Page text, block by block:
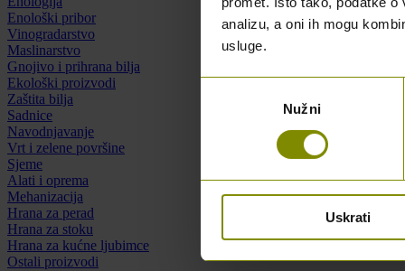
analizu, a oni ih mogu
usluge.
Nužni
Uskrati
Enološki pribor
Vinogradarstvo
Maslinarstvo
Gnojivo i prihrana bilja
Ekološki proizvodi
Zaštita bilja
Sadnice
Navodnjavanje
Vrt i zelene površine
Sjeme
Alati i oprema
Mehanizacija
Hrana za perad
Hrana za stoku
Hrana za kućne ljubimce
Ostali proizvodi